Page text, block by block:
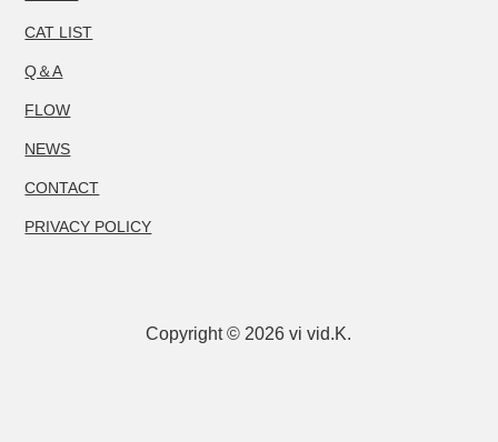
CAT LIST
Q＆A
FLOW
NEWS
CONTACT
PRIVACY POLICY
Copyright © 2026 vi vid.K.